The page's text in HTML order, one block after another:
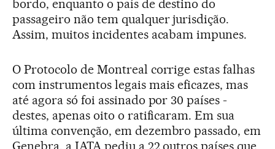
bordo, enquanto o país de destino do
passageiro não tem qualquer jurisdição.
Assim, muitos incidentes acabam impunes.
O Protocolo de Montreal corrige estas falhas
com instrumentos legais mais eficazes, mas
até agora só foi assinado por 30 países -
destes, apenas oito o ratificaram. Em sua
última convenção, em dezembro passado, em